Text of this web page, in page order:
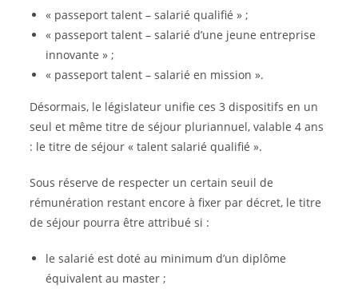
« passeport talent – salarié qualifié » ;
« passeport talent – salarié d’une jeune entreprise
innovante » ;
« passeport talent – salarié en mission ».
Désormais, le législateur unifie ces 3 dispositifs en un
seul et même titre de séjour pluriannuel, valable 4 ans
: le titre de séjour « talent salarié qualifié ».
Sous réserve de respecter un certain seuil de
rémunération restant encore à fixer par décret, le titre
de séjour pourra être attribué si :
le salarié est doté au minimum d’un diplôme
équivalent au master ;